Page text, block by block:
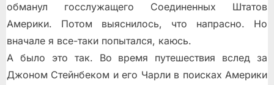
обманул госслужащего Соединенных Штатов
Америки. Потом выяснилось, что напрасно. Но
вначале я все-таки попытался, каюсь.
А было это так. Во время путешествия вслед за
Джоном Стейнбеком и его Чарли в поисках Америки